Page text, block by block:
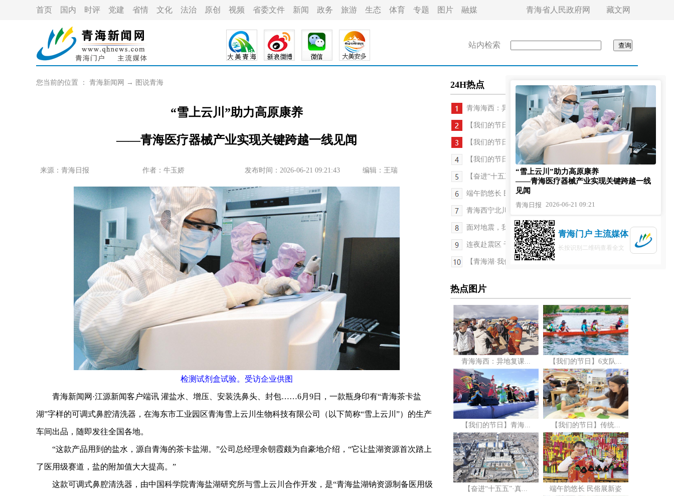
首页 国内 时评 党建 省情 文化 法治 原创 视频 省委文件 新闻 政务 旅游 生态 体育 专题 图片 融媒 青海省人民政府网 藏文网
站内检索
您当前的位置 ： 青海新闻网 → 图说青海
“雪上云川”助力高原康养
——青海医疗器械产业实现关键跨越一线见闻
来源：青海日报 作者： 牛玉娇 发布时间：2026-06-21 09:21:43 编辑：王瑞
检测试剂盒试验。受访企业供图
青海新闻网·江源新闻客户端讯 灌盐水、增压、安装洗鼻头、封包……6月9日，一款瓶身印有“青海茶卡盐
湖”字样的可调式鼻腔清洗器，在海东市工业园区青海雪上云川生物科技有限公司（以下简称“雪上云川”）的生产
车间出品，随即发往全国各地。
“这款产品用到的盐水，源自青海的茶卡盐湖。”公司总经理余朝霞颇为自豪地介绍，“它让盐湖资源首次踏上
了医用级赛道，盐的附加值大大提高。”
这款可调式鼻腔清洗器，由中国科学院青海盐湖研究所与雪上云川合作开发，是“青海盐湖钠资源制备医用级
24H热点
青海海西：异地复课，备好校舍等少年
【我们的节日】6支队伍劈波斩浪 青海西宁北川河畔...
【我们的节日】青海西宁湟源县举办丹噶尔“江源巧...
【我们的节日】传统节日这样过，亲子手工做“萌粽”
【奋进“十五五”·真抓实干谱新篇】高原蓄能“加速...
端午韵悠长 民俗展新姿
青海西宁北川河畔赛龙舟
面对地震，我们不慌！
连夜赴震区 千里送热饭
【青海湖·我们的国家公园】开车六分钟 守护十六年
热点图片
青海海西：异地复课... 【我们的节日】6支队...
【我们的节日】青海... 【我们的节日】传统...
【奋进“十五五”·真... 端午韵悠长 民俗展新姿
“雪上云川”助力高原康养
——青海医疗器械产业实现关键跨越一线
见闻
青海日报 2026-06-21 09:21
青海门户 主流媒体
长按识别二维码查看全文